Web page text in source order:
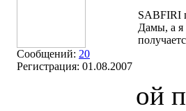
Сообщений: 20
Регистрация: 01.08.2007
SABFIRI
Дамы, а я
ой